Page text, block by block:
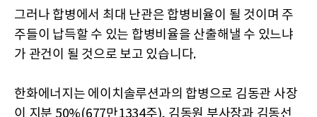
그러나 합병에서 최대 난관은 합병비율이 될 것이며 주
주들이 납득할 수 있는 합병비율을 산출해낼 수 있느냐
가 관건이 될 것으로 보고 있습니다.
한화에너지는 에이치솔루션과의 합병으로 김동관 사장
이 지분 50%(677만1334주), 김동원 부사장과 김동선